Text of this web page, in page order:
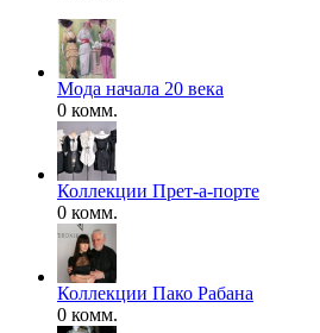
Мода начала 20 века
0 комм.
Коллекции Прет-а-порте
0 комм.
Коллекции Пако Рабана
0 комм.